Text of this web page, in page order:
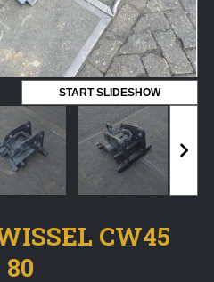
START SLIDESHOW
CW45
80